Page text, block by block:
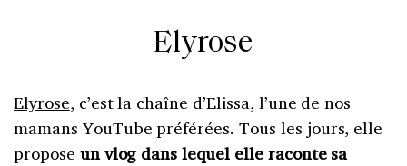
Elyrose
Elyrose, c’est la chaîne d’Elissa, l’une de nos
mamans YouTube préférées. Tous les jours, elle
propose un vlog dans lequel elle raconte sa